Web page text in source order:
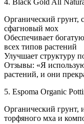
Органический грунт,
сфагновый мох
Обеспечивает
всех типов растений
Улучшает структуру
Отзывы: «Я
растений, и они
5. Espoma Organic
Органический грунт,
торфяного мха и